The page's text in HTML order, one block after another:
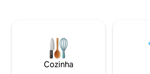
trabalho e Wi-Fi constante está
disponível. Há também estacionamento
seguro fora da estrada. ENERGIA
Cozinha